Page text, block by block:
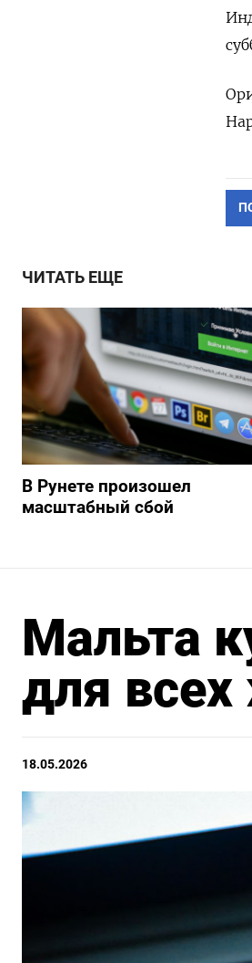
ЧИТАТЬ ЕЩЕ
В Рунете произошел
масштабный сбой
Мальта
для
18.05.2026